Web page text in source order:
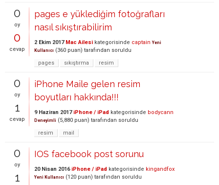
0
oy
0
cevap
pages e yüklediğim fotoğrafları
nasıl sıkıştırabilirim
2 Ekim 2017 Mac Ailesi kategorisinde captain Yeni
Kullanıcı (360 puan) tarafından soruldu
pages
sıkıştırma resim
0
oy
1
cevap
iPhone Maile gelen resim
boyutları hakkında!!!
9 Haziran 2017 iPhone / iPad kategorisinde bodycann
Deneyimli (5,880 puan) tarafından soruldu
resim
mail
0
oy
1
IOS facebook post sorunu
20 Nisan 2016 iPhone / iPad kategorisinde kingandfox
Yeni Kullanıcı (120 puan) tarafından soruldu